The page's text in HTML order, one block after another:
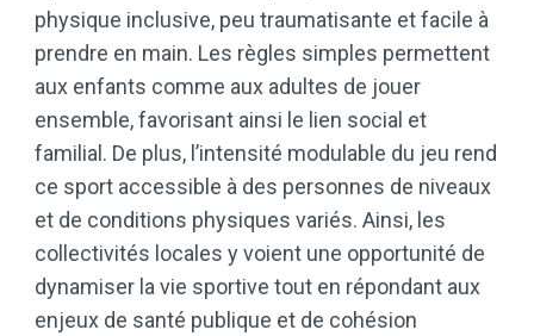
physique inclusive, peu traumatisante et facile à
prendre en main. Les règles simples permettent
aux enfants comme aux adultes de jouer
ensemble, favorisant ainsi le lien social et
familial. De plus, l’intensité modulable du jeu rend
ce sport accessible à des personnes de niveaux
et de conditions physiques variés. Ainsi, les
collectivités locales y voient une opportunité de
dynamiser la vie sportive tout en répondant aux
enjeux de santé publique et de cohésion